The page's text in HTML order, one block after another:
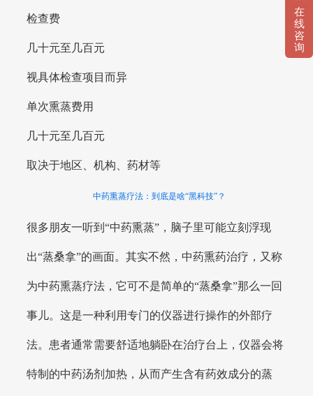
检查费
几十元至几百元
视具体检查项目而异
单次熏蒸费用
几十元至几百元
取决于地区、机构、药材等
中药熏蒸疗法：到底是啥“黑科技”？
很多朋友一听到“中药熏蒸”，脑子里可能立刻浮现
出“蒸桑拿”的画面。其实不然，中药熏药治疗，又称
为中药熏蒸疗法，它可不是简单的“蒸桑拿”那么一回
事儿。这是一种利用专门的仪器进行操作的外部疗
法。患者通常需要舒适地躺卧在治疗台上，仪器会将
特制的中药汤剂加热，从而产生含有药效成分的蒸
在
线
咨
询